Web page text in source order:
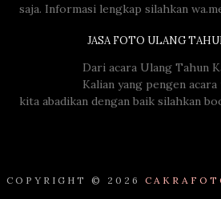
saja. Informasi lengkap silahkan
JASA FOTO ULANG
Dari acara Ulang Tahun
Kalian yang pengen
kita abadikan dengan baik silahkan
COPYRIGHT © 2026